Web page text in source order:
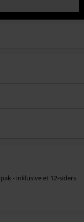
- inklusive et 12-siders